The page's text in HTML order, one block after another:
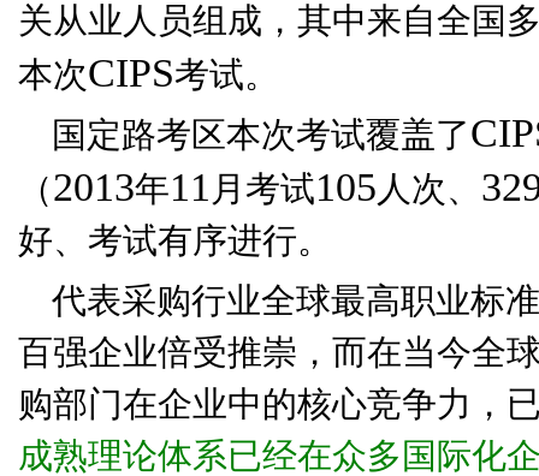
关从业人员组成，其中来自全国
本次CIPS考试。
国定路考区本次考试覆盖了
（2013年11 月考试105 人次、
好、考试有序进行。
代表采购行业全球最高职业标
百强企业倍受推崇，而在当今全
购部门在企业中的核心竞争力，
成熟理论体系已经在众多国际化